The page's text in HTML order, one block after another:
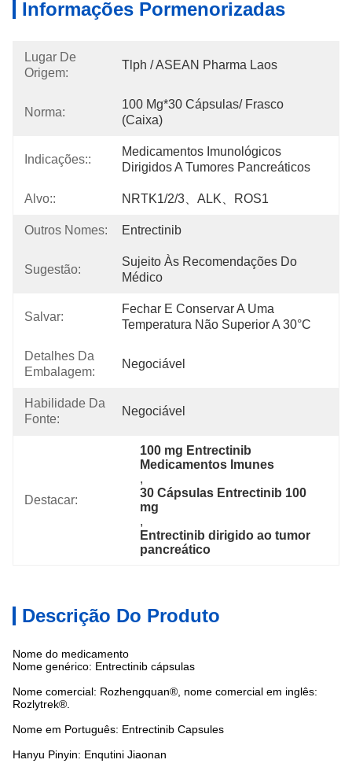
Informações Pormenorizadas
Lugar De
Origem:
Tlph / ASEAN Pharma Laos
Norma:
100 Mg*30 Cápsulas/ Frasco
(caixa)
Indicações::
Medicamentos Imunológicos
Dirigidos A Tumores Pancreáticos
Alvo:: NRTK1/2/3、ALK、ROS1
Outros Nomes: Entrectinib
Sugestão:
Sujeito Às Recomendações Do
Médico
Salvar:
Fechar E Conservar A Uma
Temperatura Não Superior A 30°C
Detalhes Da
Embalagem:
Negociável
Habilidade Da
Fonte:
Negociável
Destacar:
100 mg Entrectinib
Medicamentos Imunes
,
30 Cápsulas Entrectinib 100
mg
,
Entrectinib dirigido ao tumor
pancreático
Descrição Do Produto
Nome do medicamento
Nome genérico: Entrectinib cápsulas
Nome comercial: Rozhengquan®, nome comercial em inglês:
Rozlytrek®.
Nome em Português: Entrectinib Capsules
Hanyu Pinyin: Enqutini Jiaonan